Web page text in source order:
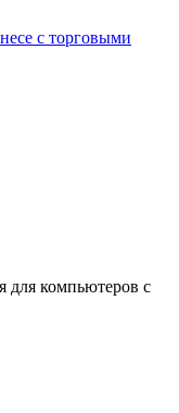
для компьютеров с